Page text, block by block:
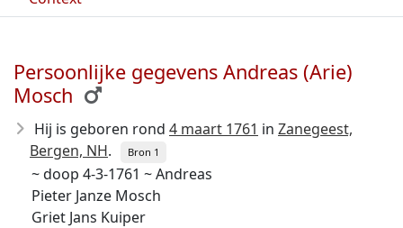
Persoonlijke gegevens Andreas (Arie)
Mosch
Hij is geboren rond 4 maart 1761 in Zanegeest,
Bergen, NH. Bron 1
~ doop 4-3-1761 ~ Andreas
Pieter Janze Mosch
Griet Jans Kuiper